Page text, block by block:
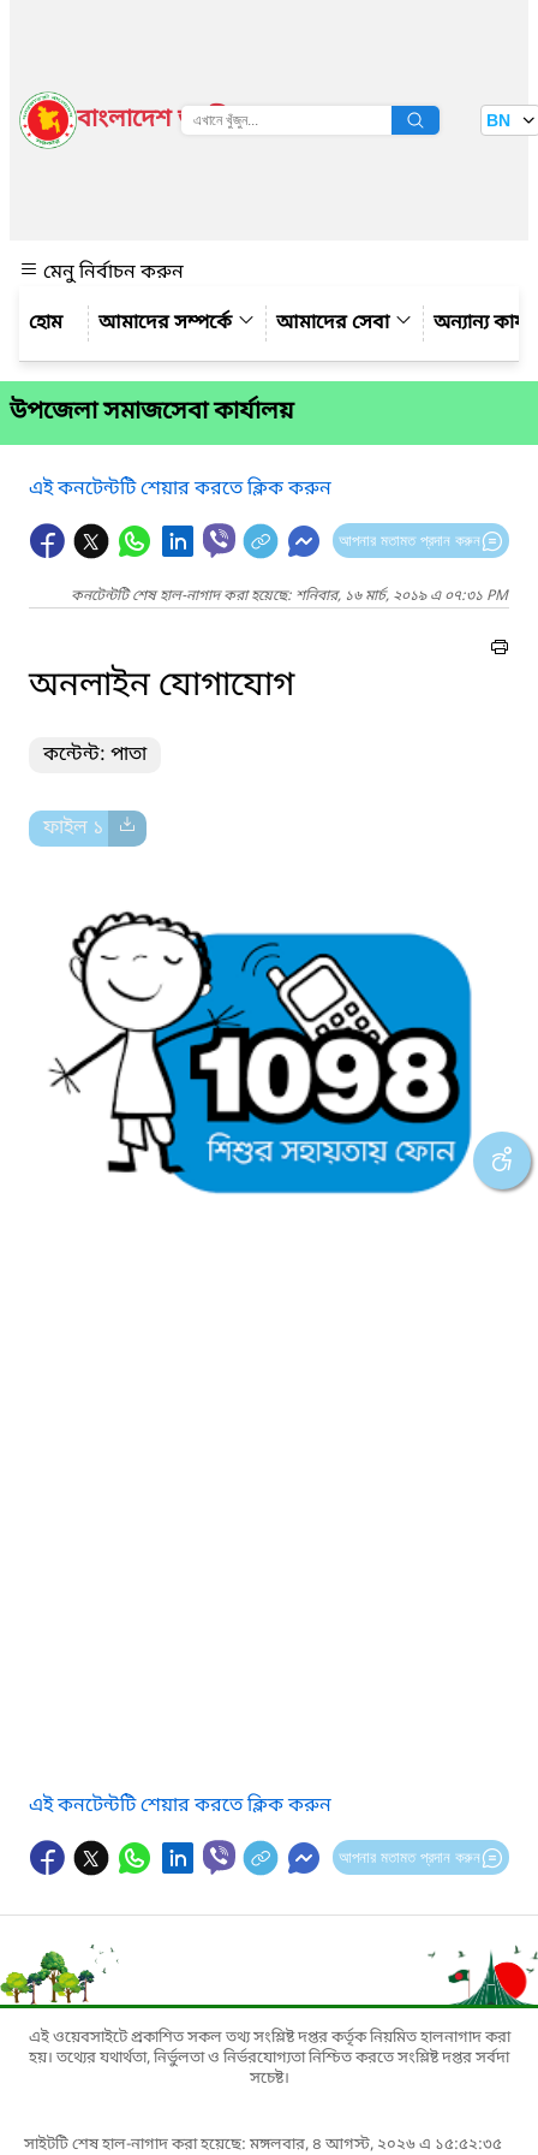
বাংলাদেশ জাতীয় তথ্য বাতায়ন BN
মেনু নির্বাচন করুন
আমাদের সম্পর্কে
আমাদের সেবা অন্যান্য
উপজেলা সমাজসেবা কার্যালয়
এই কনটেন্টটি শেয়ার করতে ক্লিক করুন
আপনার মতামত প্রদান করুন
কনটেন্টটি শেষ হাল-নাগাদ করা হয়েছে: শনিবার, ১৬ মার্চ, ২০১৯ এ ০৭:৩১ PM
অনলাইন যোগাযোগ
কন্টেন্ট: পাতা
ফাইল ১
এই কনটেন্টটি শেয়ার করতে ক্লিক করুন
আপনার মতামত প্রদান করুন
এই ওয়েবসাইটে প্রকাশিত সকল তথ্য সংশ্লিষ্ট দপ্তর কর্তৃক নিয়মিত হালনাগাদ করা
হয়। তথ্যের যথার্থতা, নির্ভুলতা ও নির্ভরযোগ্যতা নিশ্চিত করতে সংশ্লিষ্ট দপ্তর সর্বদা
সচেষ্ট।
সাইটটি শেষ হাল-নাগাদ করা হয়েছে: মঙ্গলবার, ৪ আগস্ট, ২০২৬ এ ১৫:৫২:৩৫